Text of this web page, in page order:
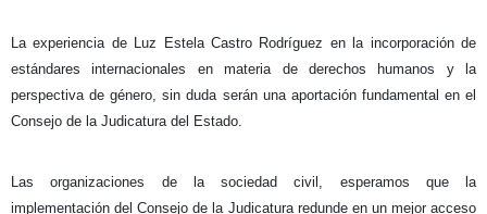
La experiencia de Luz Estela Castro Rodríguez en la incorporación de
estándares internacionales en materia de derechos humanos y la
perspectiva de género, sin duda serán una aportación fundamental en el
Consejo de la Judicatura del Estado.
Las organizaciones de la sociedad civil, esperamos que la
implementación del Consejo de la Judicatura redunde en un mejor acceso